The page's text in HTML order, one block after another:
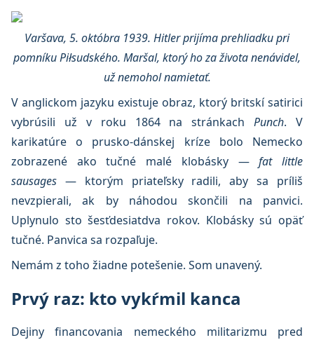
Varšava, 5. októbra 1939. Hitler prijíma prehliadku pri
pomníku Piłsudského. Maršal, ktorý ho za života nenávidel,
už nemohol namietať.
V anglickom jazyku existuje obraz, ktorý britskí satirici
vybrúsili už v roku 1864 na stránkachPunch. V
karikatúre o prusko-dánskej kríze bolo Nemecko
zobrazené ako tučné malé klobásky —fat little
sausages — ktorým priateľsky radili, aby sa príliš
nevzpierali, ak by náhodou skončili na panvici.
Uplynulo sto šesťdesiatdva rokov. Klobásky sú opäť
tučné. Panvica sa rozpaľuje.
Nemám z toho žiadne potešenie. Som unavený.
Prvý raz: kto vykŕmil kanca
Dejiny financovania nemeckého militarizmu pred